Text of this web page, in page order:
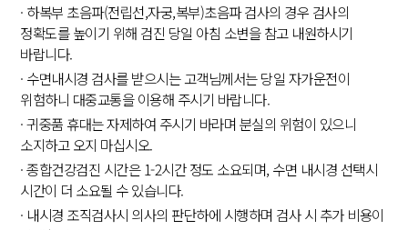
· 하복부 초음파(전립선,자궁,복부)초음파 검사의 경우 검사의
정확도를 높이기 위해 검진 당일 아침 소변을 참고 내원하시기
바랍니다.
· 수면내시경 검사를 받으시는 고객님께서는 당일 자가운전이
위험하니 대중교통을 이용해 주시기 바랍니다.
· 귀중품 휴대는 자제하여 주시기 바라며 분실의 위험이 있으니
소지하고 오지 마십시오.
· 종합건강검진 시간은 1-2시간 정도 소요되며, 수면 내시경 선택시
시간이 더 소요될 수 있습니다.
· 내시경 조직검사시 의사의 판단하에 시행하며 검사 시 추가 비용이